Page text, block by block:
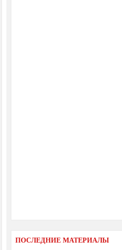
ПОСЛЕДНИЕ МАТЕРИАЛЫ